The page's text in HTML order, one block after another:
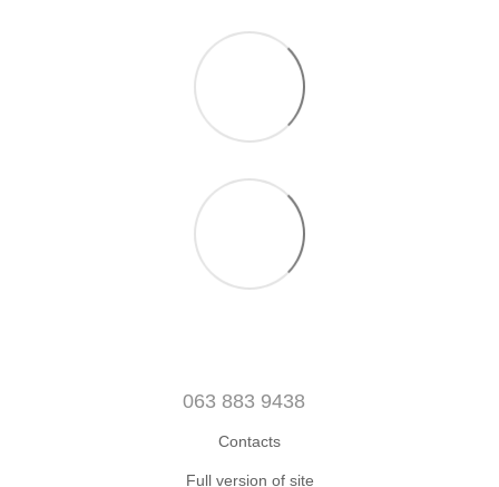
063 883 9438
Contacts
Full version of site